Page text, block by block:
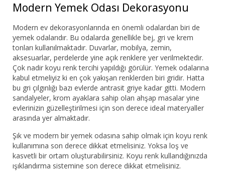
Modern Yemek Odası Dekorasyonu
Modern ev dekorasyonlarında en önemli odalardan biri de
yemek odalarıdır. Bu odalarda genellikle bej, gri ve krem
tonları kullanılmaktadır. Duvarlar, mobilya, zemin,
aksesuarlar, perdelerde yine açık renklere yer verilmektedir.
Çok nadir koyu renk tercihi yapıldığı görülür. Yemek odalarına
kabul etmeliyiz ki en çok yakışan renklerden biri gridir. Hatta
bu gri çılgınlığı bazı evlerde antrasit griye kadar gitti. Modern
sandalyeler, krom ayaklara sahip olan ahşap masalar yine
evlerinizin güzelleştirilmesi için son derece ideal materyaller
arasında yer almaktadır.
Şık ve modern bir yemek odasına sahip olmak için koyu renk
kullanımına son derece dikkat etmelisiniz. Yoksa loş ve
kasvetli bir ortam oluşturabilirsiniz. Koyu renk kullandığınızda
ışıklandırma sistemine son derece dikkat etmelisiniz.